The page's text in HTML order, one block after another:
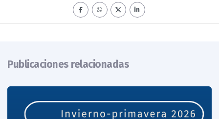
Publicaciones relacionadas